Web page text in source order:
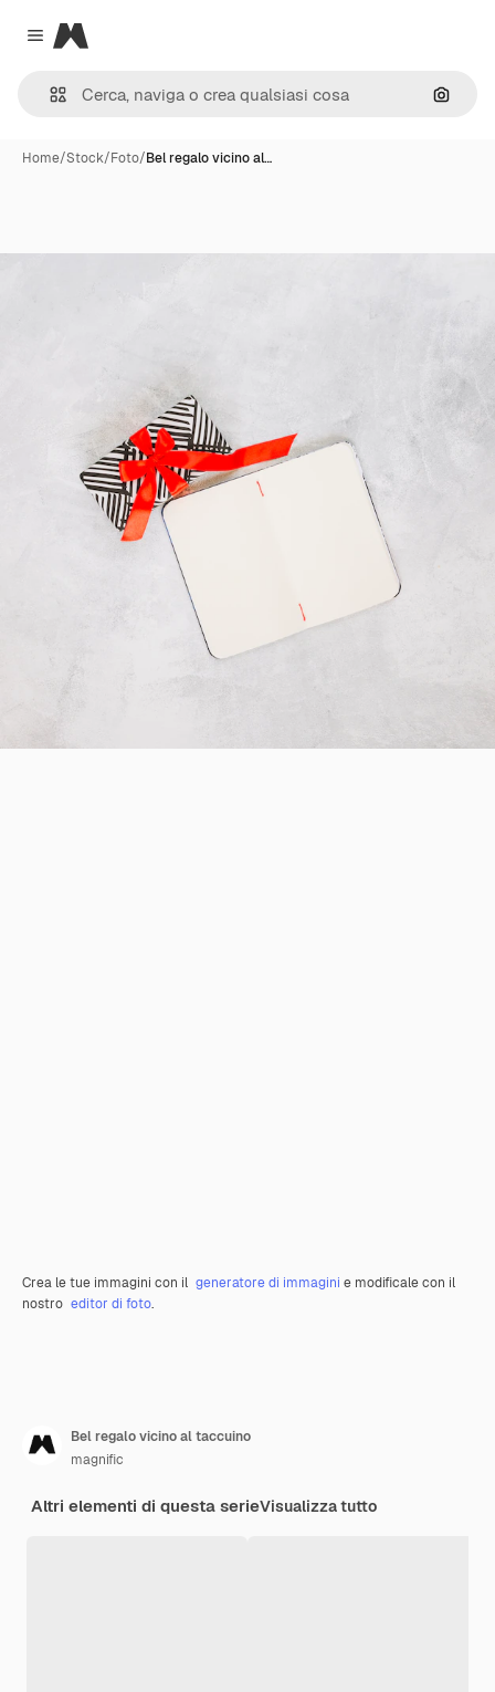
Close menu
Magnific
Cerca
Home/Stock/Foto/Bel regalo vicino al…
Crea le tue immagini con il generatore di immagini e modificale con il
nostro editor di foto.
Bel regalo vicino al taccuino
magnific
Altri elementi di questa serieVisualizza tutto